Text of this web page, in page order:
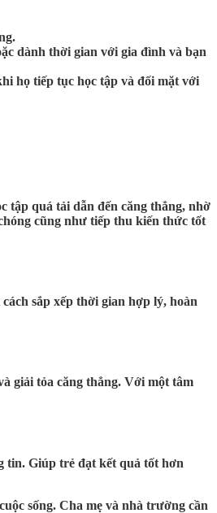
dành thời gian với gia đình và bạn
họ tiếp tục học tập và đối mặt với
tập quá tải dẫn đến căng thẳng, nhờ
cũng như tiếp thu kiến thức tốt
sắp xếp thời gian hợp lý, hoàn
giải tỏa căng thẳng. Với một tâm
tin. Giúp trẻ đạt kết quả tốt hơn
sống. Cha mẹ và nhà trường cần